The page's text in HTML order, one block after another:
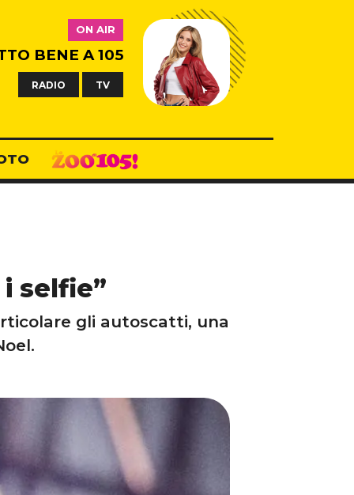
ON AIR
BENE A 105
RADIO TV
selfie”
gli autoscatti, una